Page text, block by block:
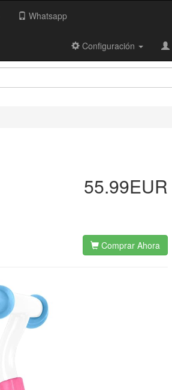
Whatsapp
Configuración
55.99EUR
Comprar Ahora